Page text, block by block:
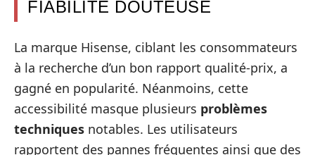
FIABILITÉ DOUTEUSE
La marque Hisense, ciblant les consommateurs
à la recherche d’un bon rapport qualité-prix, a
gagné en popularité. Néanmoins, cette
accessibilité masque plusieurs problèmes
techniques notables. Les utilisateurs
rapportent des pannes fréquentes ainsi que des